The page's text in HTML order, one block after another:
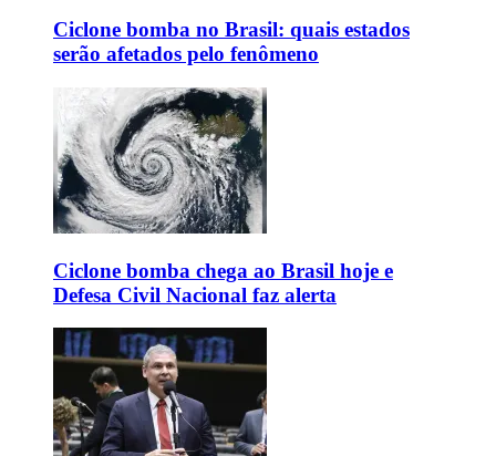
Ciclone bomba no Brasil: quais estados
serão afetados pelo fenômeno
Ciclone bomba chega ao Brasil hoje e
Defesa Civil Nacional faz alerta